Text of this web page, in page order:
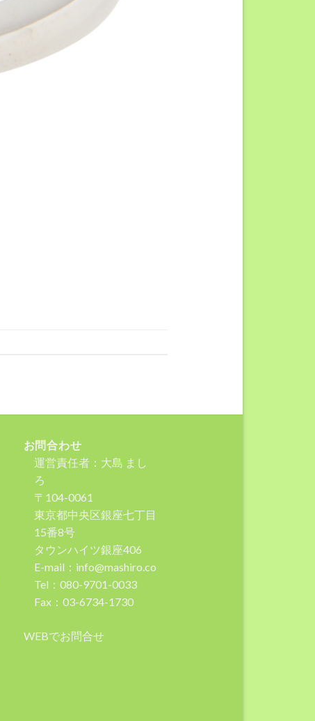
お問合わせ
運営責任者：大島 まし
ろ
〒104-0061
東京都中央区銀座七丁目
15番8号
タウンハイツ銀座406
E-mail：info@mashiro.co
Tel：080-9701-0033
Fax：03-6734-1730
WEBでお問合せ